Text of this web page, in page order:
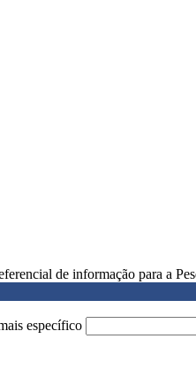
de informação para a
específico